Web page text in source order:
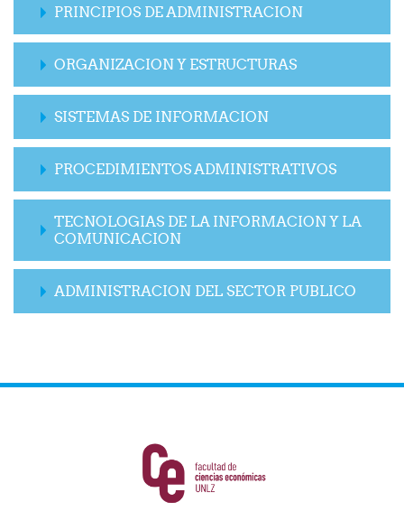
PRINCIPIOS DE ADMINISTRACION
ORGANIZACION Y ESTRUCTURAS
SISTEMAS DE INFORMACION
PROCEDIMIENTOS ADMINISTRATIVOS
TECNOLOGIAS DE LA INFORMACION Y LA
COMUNICACION
ADMINISTRACION DEL SECTOR PUBLICO